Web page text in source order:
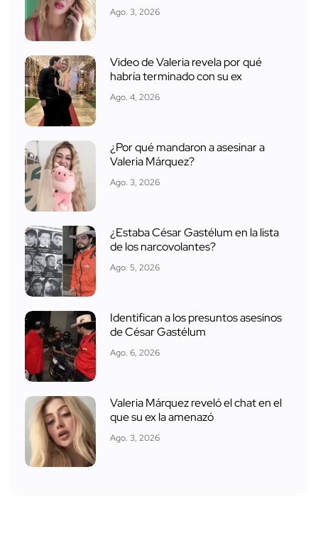
Ago. 3, 2026
Video de Valeria revela por qué
habría terminado con su ex
Ago. 4, 2026
¿Por qué mandaron a asesinar a
Valeria Márquez?
Ago. 3, 2026
¿Estaba César Gastélum en la lista
de los narcovolantes?
Ago. 5, 2026
Identifican a los presuntos asesinos
de César Gastélum
Ago. 6, 2026
Valeria Márquez reveló el chat en el
que su ex la amenazó
Ago. 3, 2026